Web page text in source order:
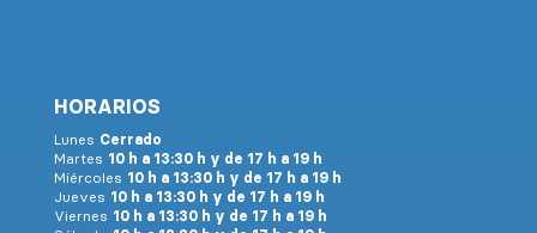
HORARIOS
Lunes Cerrado
Martes 10 h a 13:30 h y de 17 h a 19 h
Miércoles 10 h a 13:30 h y de 17 h a 19 h
Jueves 10 h a 13:30 h y de 17 h a 19 h
Viernes 10 h a 13:30 h y de 17 h a 19 h